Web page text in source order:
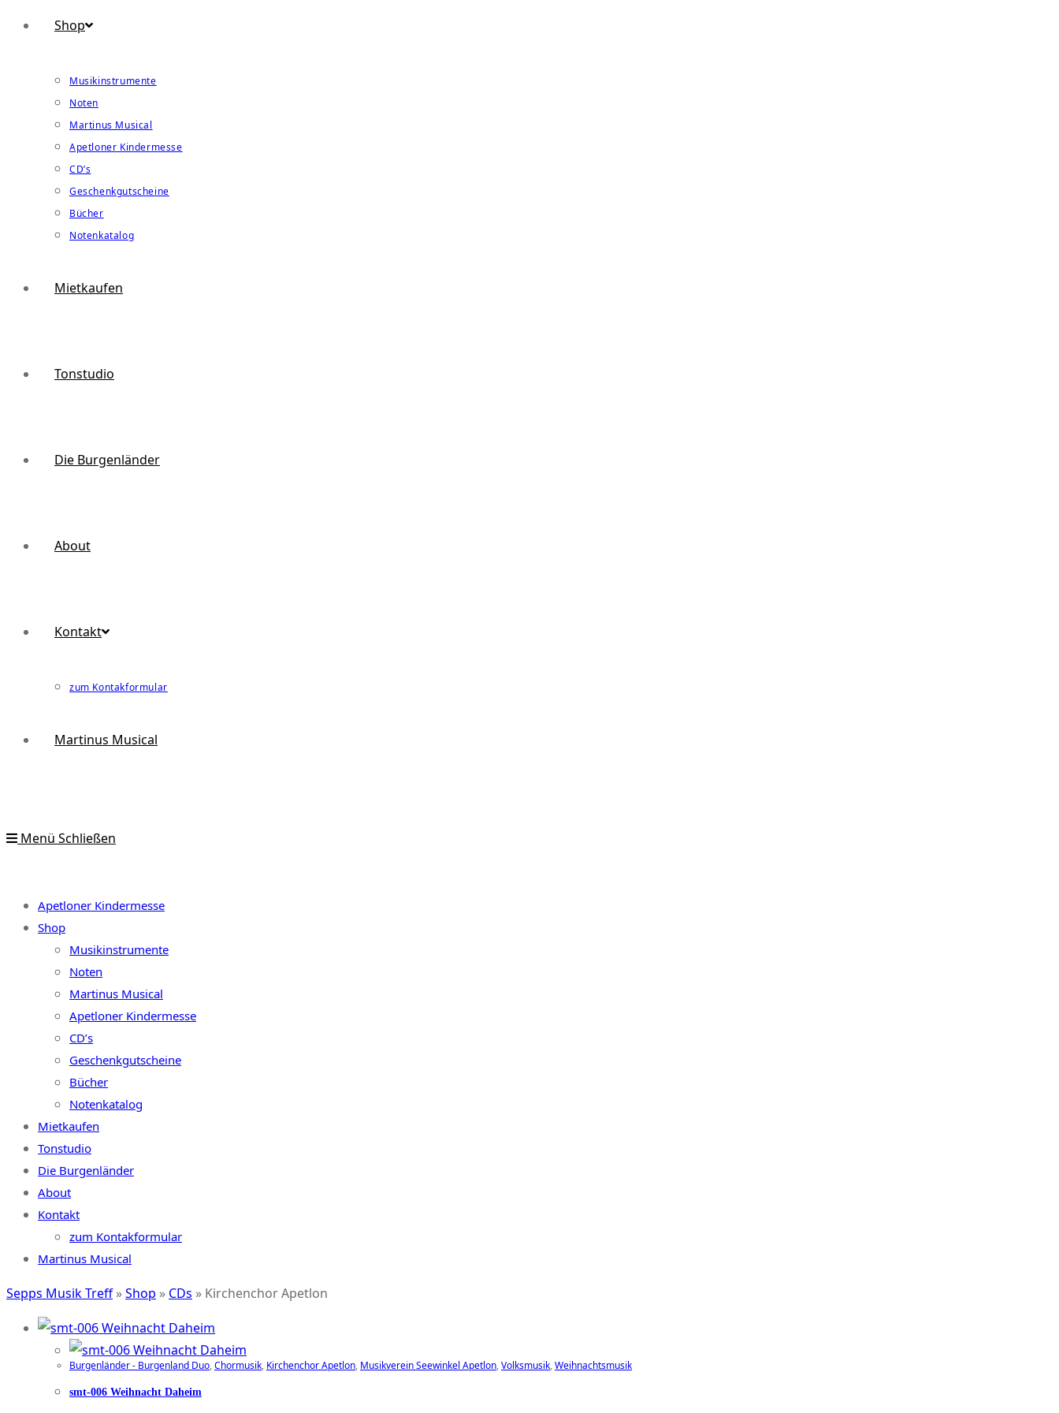
Shop
Musikinstrumente
Noten
Martinus Musical
Apetloner Kindermesse
CD’s
Geschenkgutscheine
Bücher
Notenkatalog
Mietkaufen
Tonstudio
Die Burgenländer
About
Kontakt
zum Kontakformular
Martinus Musical
Menü Schließen
Apetloner Kindermesse
Shop
Musikinstrumente
Noten
Martinus Musical
Apetloner Kindermesse
CD’s
Geschenkgutscheine
Bücher
Notenkatalog
Mietkaufen
Tonstudio
Die Burgenländer
About
Kontakt
zum Kontakformular
Martinus Musical
Sepps Musik Treff»Shop » CDs » Kirchenchor Apetlon
Burgenländer - Burgenland Duo,Chormusik, Kirchenchor Apetlon, Musikverein Seewinkel Apetlon,Volksmusik,Weihnachtsmusik
smt-006 Weihnacht Daheim